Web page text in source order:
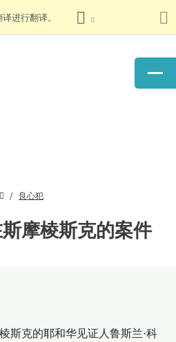
进行翻译。
良心犯
摩棱斯克的案件
斯克的耶和华见证人鲁斯兰·科